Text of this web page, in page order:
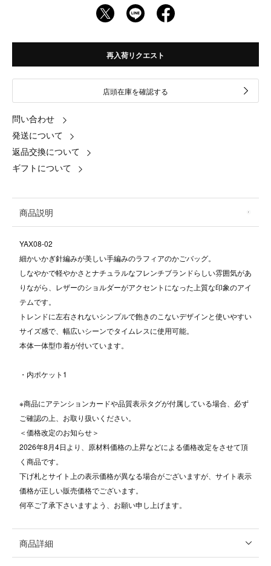
再入荷リクエスト
店頭在庫を確認する
問い合わせ
発送について
返品交換について
ギフトについて
商品説明
YAX08-02
細かいかぎ針編みが美しい手編みのラフィアのかごバッグ。
しなやかで軽やかさとナチュラルなフレンチブランドらしい雰囲気があ
りながら、レザーのショルダーがアクセントになった上質な印象のアイ
テムです。
トレンドに左右されないシンプルで飽きのこないデザインと使いやすい
サイズ感で、幅広いシーンでタイムレスに使用可能。
本体一体型巾着が付いています。
・内ポケット1
※商品にアテンションカードや品質表示タグが付属している場合、必ず
ご確認の上、お取り扱いください。
＜価格改定のお知らせ＞
2026年8月4日より、原材料価格の上昇などによる価格改定をさせて頂
く商品です。
下げ札とサイト上の表示価格が異なる場合がございますが、サイト表示
価格が正しい販売価格でございます。
何卒ご了承下さいますよう、お願い申し上げます。
商品詳細